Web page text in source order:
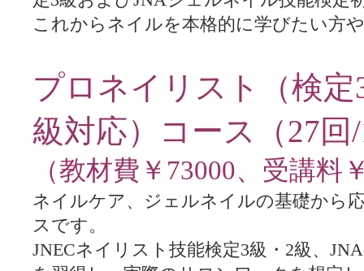
これからネイルを本格的に学びたい方
プロネイリスト（検
級対応）コース（27回
（教材費￥73000、受講料
ネイルケア、ジェルネイルの基礎から
スです。
JNECネイリスト技能検定3級・2級、